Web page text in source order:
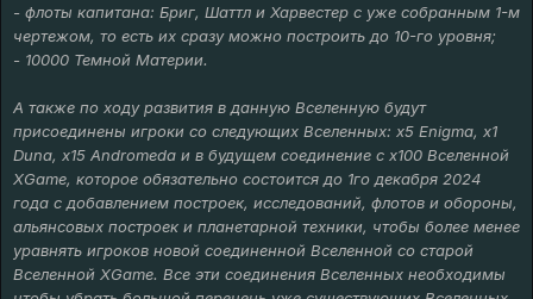
- флоты капитана: Бриг, Шаттл и Харвестер с уже собранным 1-м
чертежом, то есть их сразу можно построить до 10-го уровня;
- 10000 Темной Материи.
А также по ходу развития в данную Вселенную будут
присоединены игроки со следующих Вселенных: x5 Enigma, x1
Duna, x15 Andromeda и в будущем соединение с х100 Вселенной
XGame, которое обязательно состоится до 1го декабря 2024
года с добавлением построек, исследований, флотов и обороны,
альянсовых построек и планетарной техники, чтобы более менее
уравнять игроков новой соединенной Вселенной со старой
Вселенной XGame. Все эти соединения Вселенных необходимы